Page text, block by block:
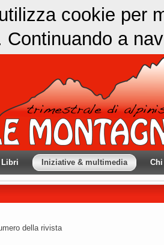
cookie per
Continuando a
Libri Iniziative & multimedia
della rivista